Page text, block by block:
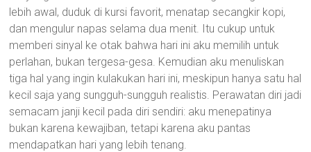
lebih awal, duduk di kursi favorit, menatap secangkir kopi,
dan mengulur napas selama dua menit. Itu cukup untuk
memberi sinyal ke otak bahwa hari ini aku memilih untuk
perlahan, bukan tergesa-gesa. Kemudian aku menuliskan
tiga hal yang ingin kulakukan hari ini, meskipun hanya satu hal
kecil saja yang sungguh-sungguh realistis. Perawatan diri jadi
semacam janji kecil pada diri sendiri: aku menepatinya
bukan karena kewajiban, tetapi karena aku pantas
mendapatkan hari yang lebih tenang.